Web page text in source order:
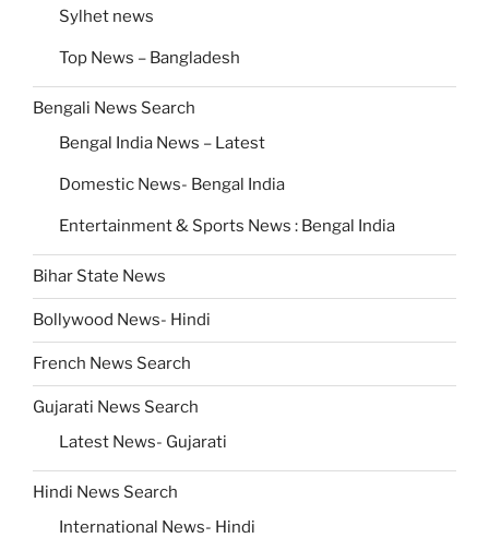
Sylhet news
Top News – Bangladesh
Bengali News Search
Bengal India News – Latest
Domestic News- Bengal India
Entertainment & Sports News : Bengal India
Bihar State News
Bollywood News- Hindi
French News Search
Gujarati News Search
Latest News- Gujarati
Hindi News Search
International News- Hindi